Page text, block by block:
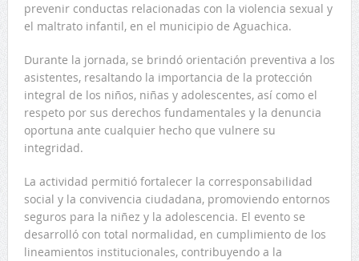
prevenir conductas relacionadas con la violencia sexual y
el maltrato infantil, en el municipio de Aguachica.
Durante la jornada, se brindó orientación preventiva a los
asistentes, resaltando la importancia de la protección
integral de los niños, niñas y adolescentes, así como el
respeto por sus derechos fundamentales y la denuncia
oportuna ante cualquier hecho que vulnere su
integridad.
La actividad permitió fortalecer la corresponsabilidad
social y la convivencia ciudadana, promoviendo entornos
seguros para la niñez y la adolescencia. El evento se
desarrolló con total normalidad, en cumplimiento de los
lineamientos institucionales, contribuyendo a la